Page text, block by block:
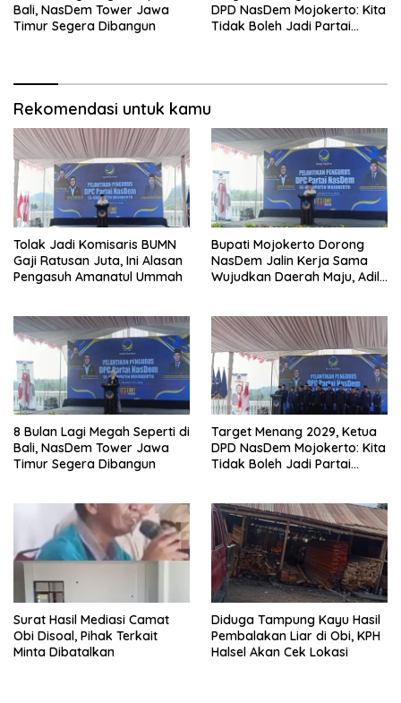
Bali, NasDem Tower Jawa
Timur Segera Dibangun
DPD NasDem Mojokerto: Kita
Tidak Boleh Jadi Partai
Rekomendasi untuk kamu
Tolak Jadi Komisaris BUMN
Gaji Ratusan Juta, Ini Alasan
Pengasuh Amanatul Ummah
Bupati Mojokerto Dorong
NasDem Jalin Kerja Sama
Wujudkan Daerah Maju, Adil,
8 Bulan Lagi Megah Seperti di
Bali, NasDem Tower Jawa
Timur Segera Dibangun
Target Menang 2029, Ketua
DPD NasDem Mojokerto: Kita
Tidak Boleh Jadi Partai
Surat Hasil Mediasi Camat
Obi Disoal, Pihak Terkait
Minta Dibatalkan
Diduga Tampung Kayu Hasil
Pembalakan Liar di Obi, KPH
Halsel Akan Cek Lokasi